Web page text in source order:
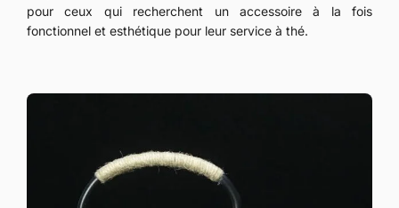
pour ceux qui recherchent un accessoire à la fois
fonctionnel et esthétique pour leur service à thé.